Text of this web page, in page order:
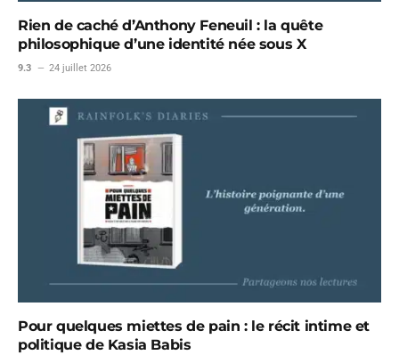
Rien de caché d’Anthony Feneuil : la quête
philosophique d’une identité née sous X
9.3 24 juillet 2026
Pour quelques miettes de pain : le récit intime et
politique de Kasia Babis